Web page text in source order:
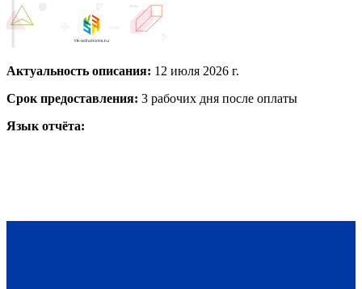
Актуальность описания: 12 июля 2026 г.
Срок предоставления: 3 рабочих дня после оплаты
Язык отчёта: